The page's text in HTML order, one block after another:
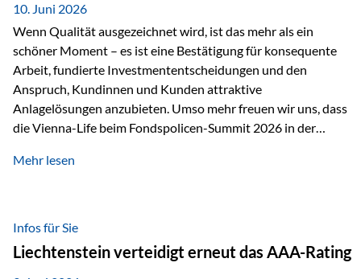
10. Juni 2026
Wenn Qualität ausgezeichnet wird, ist das mehr als ein
schöner Moment – es ist eine Bestätigung für konsequente
Arbeit, fundierte Investmententscheidungen und den
Anspruch, Kundinnen und Kunden attraktive
Anlagelösungen anzubieten. Umso mehr freuen wir uns, dass
die Vienna-Life beim Fondspolicen-Summit 2026 in der
dieser Ehrung ist der renommierte Fondspolicenreport der
analysiert und verglichen wurden. Das Ergebnis: Die ETF-
Auswahl der Vienna-Life zählt zu den drei besten Angeboten
am Markt. Für uns ist diese Auszeichnung eine Bestätigung
Mehr lesen
Infos für Sie
Liechtenstein verteidigt erneut das AAA-Rating